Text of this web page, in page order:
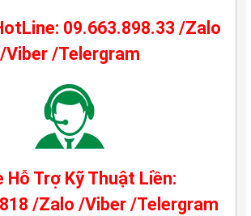
09.663.898.33 /Zalo
/Viber /Telergram
Hỗ Trợ Kỹ Thuật Liền:
/Zalo /Viber /Telergram